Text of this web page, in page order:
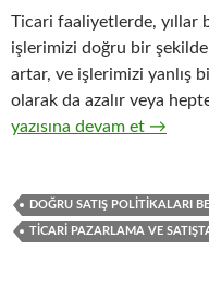
Ticari faaliyetlerde, yıllar
işlerimizi doğru bir
artar, ve işlerimizi yanlış
olarak da azalır veya
25-Hızlı tüketim ürünleri
yazısına devam et →
DOĞRU SATIŞ POLITIKALARI
TICARI PAZARLAMA VE